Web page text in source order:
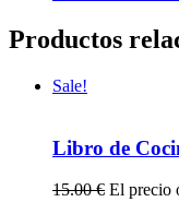
Productos
Sale!
Libro de
15.00€ El precio